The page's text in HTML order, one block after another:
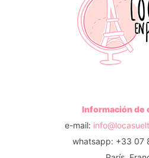
Información de
e-mail:
whatsapp: +33 07